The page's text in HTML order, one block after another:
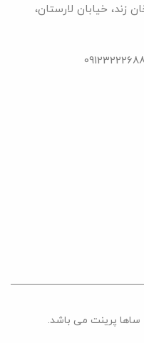
زند، خیابان لارستان،
پرینت می باشد.